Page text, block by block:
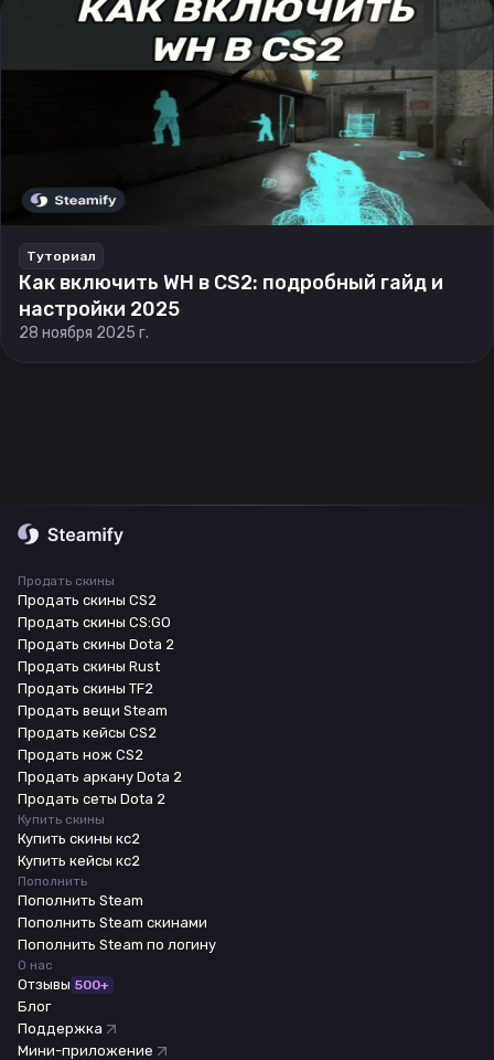
Туториал
Как включить WH в CS2: подробный гайд и
настройки 2025
28 ноября 2025 г.
Продать скины
Продать скины CS2
Продать скины CS:GO
Продать скины Dota 2
Продать скины Rust
Продать скины TF2
Продать вещи Steam
Продать кейсы CS2
Продать нож CS2
Продать аркану Dota 2
Продать сеты Dota 2
Купить скины
Купить скины кс2
Купить кейсы кс2
Пополнить
Пополнить Steam
Пополнить Steam скинами
Пополнить Steam по логину
О нас
Отзывы 500+
Блог
Поддержка
Мини-приложение